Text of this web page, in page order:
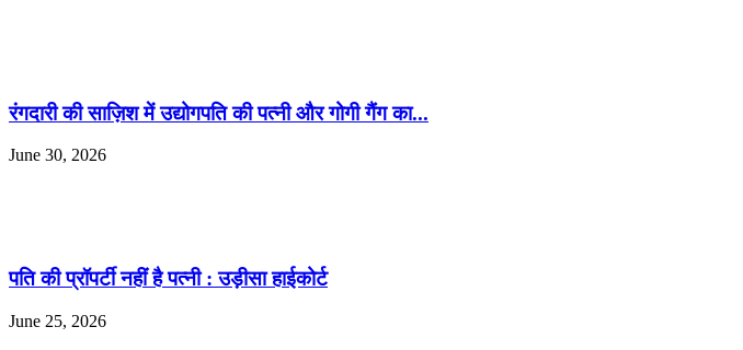
रंगदारी की साज़िश में उद्योगपति की पत्नी और गोगी गैंग का...
June 30, 2026
पति की प्रॉपर्टी नहीं है पत्नी : उड़ीसा हाईकोर्ट
June 25, 2026